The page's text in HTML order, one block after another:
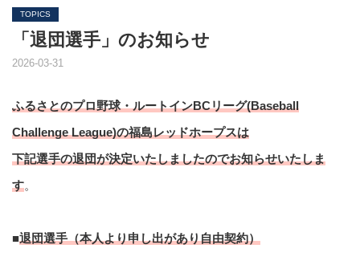
TOPICS
「退団選手」のお知らせ
2026-03-31
ふるさとのプロ野球・ルートインBCリーグ(Baseball
Challenge League)の福島レッドホープスは
下記選手の退団が決定いたしましたのでお知らせいたしま
す。
■退団選手（本人より申し出があり自由契約）